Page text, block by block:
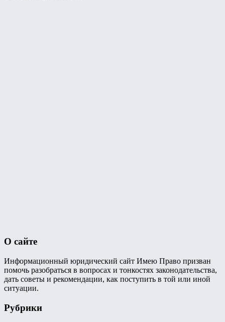
О сайте
Информационный юридический сайт Имею Право призван
помочь разобраться в вопросах и тонкостях законодательства,
дать советы и рекомендации, как поступить в той или иной
ситуации.
Рубрики